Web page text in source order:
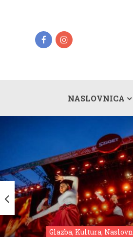
NASLOVNICA
Glazba, Kultura,